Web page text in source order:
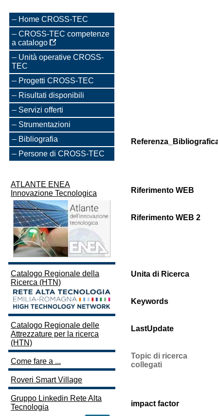
Home CROSS-TEC
CROSS-TEC competenze
a catalogo
Unità operative CROSS-
TEC
Progetti CROSS-TEC
Risultati disponibili
Servizi offerti
Strumentazioni
Bibliografia
Persone di CROSS-TEC
ATLANTE ENEA
Innovazione Tecnologica
Catalogo Regionale della
Ricerca (HTN)
Catalogo Regionale delle
Attrezzature per la ricerca
(HTN)
Come fare a ...
Roveri Smart Village
Gruppo Linkedin Rete Alta
Tecnologia
Riferimento WEB
Riferimento WEB 2
Unita di Ricerca
Keywords
LastUpdate
Topic di ricerca
collegati
impact factor